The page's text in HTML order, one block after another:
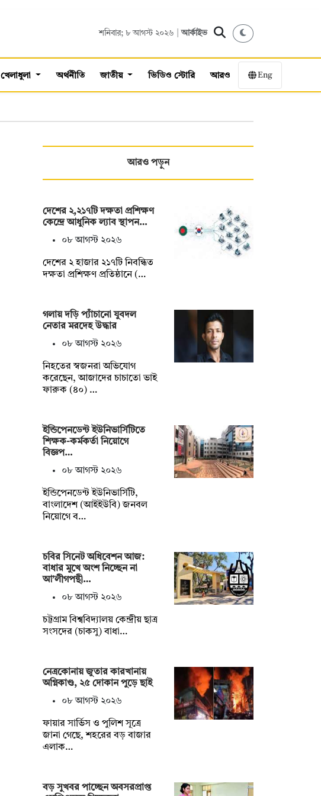
শনিবার; ৮ আগস্ট ২০২৬ |আর্কাইভ
খেলাধুলা অর্থনীতি জাতীয় ভিডিও স্টোরি আরও Eng
আরও পড়ুন
দেশের ২,২১৭টি দক্ষতা প্রশিক্ষণ
কেন্দ্রে আধুনিক ল্যাব স্থাপন…
০৮ আগস্ট ২০২৬
দেশের ২ হাজার ২১৭টি নিবন্ধিত
দক্ষতা প্রশিক্ষণ প্রতিষ্ঠানে (…
গলায় দড়ি প্যাঁচানো যুবদল
নেতার মরদেহ উদ্ধার
০৮ আগস্ট ২০২৬
নিহতের স্বজনরা অভিযোগ
করেছেন, আজাদের চাচাতো ভাই
ফারুক (৪০) …
ইন্ডিপেনডেন্ট ইউনিভার্সিটিতে
শিক্ষক-কর্মকর্তা নিয়োগে
বিজ্ঞপ…
০৮ আগস্ট ২০২৬
ইন্ডিপেনডেন্ট ইউনিভার্সিটি,
বাংলাদেশ (আইইউবি) জনবল
নিয়োগে ব…
চবির সিনেট অধিবেশন আজ:
বাধার মুখে অংশ নিচ্ছেন না
আ’লীগপন্থী…
০৮ আগস্ট ২০২৬
চট্টগ্রাম বিশ্ববিদ্যালয় কেন্দ্রীয় ছাত্র
সংসদের (চাকসু) বাধা…
নেত্রকোনায় জুতার কারখানায়
অগ্নিকাণ্ড, ২৫ দোকান পুড়ে ছাই
০৮ আগস্ট ২০২৬
ফায়ার সার্ভিস ও পুলিশ সূত্রে
জানা গেছে, শহরের বড় বাজার
এলাক…
বড় সুখবর পাচ্ছেন অবসরপ্রাপ্ত